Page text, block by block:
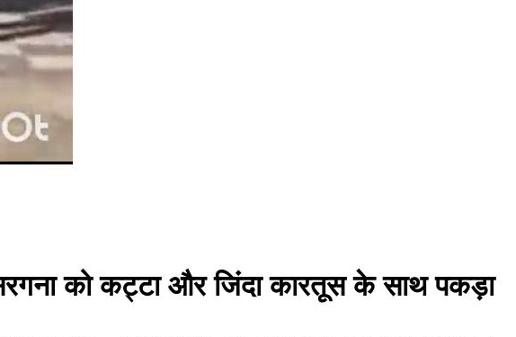
को कट्टा और जिंदा कारतूस के साथ पकड़ा